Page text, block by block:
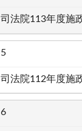
司法院113年度施
5
司法院112年度施
6